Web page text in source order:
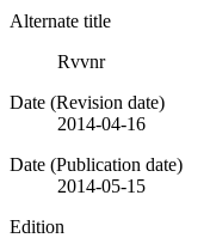
Alternate title
Rvvnr
Date (Revision date)
2014-04-16
Date (Publication date)
2014-05-15
Edition